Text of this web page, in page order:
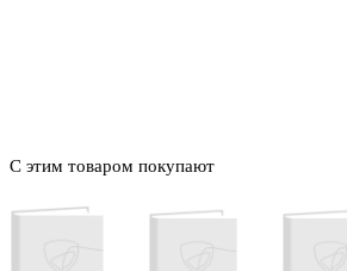
С этим товаром покупают